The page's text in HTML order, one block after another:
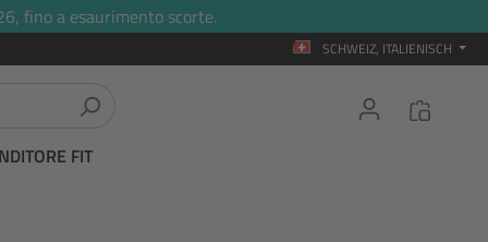
fino a esaurimento scorte.
SCHWEIZ, ITALIENISCH
FIT